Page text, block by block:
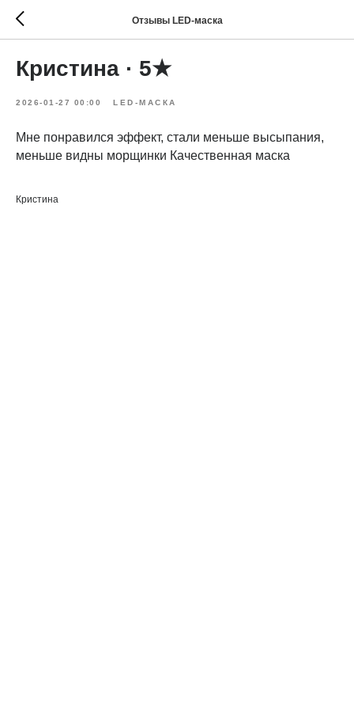
Отзывы LED-маска
Кристина · 5★
2026-01-27 00:00 LED-МАСКА
Мне понравился эффект, стали меньше высыпания,
меньше видны морщинки Качественная маска
Кристина